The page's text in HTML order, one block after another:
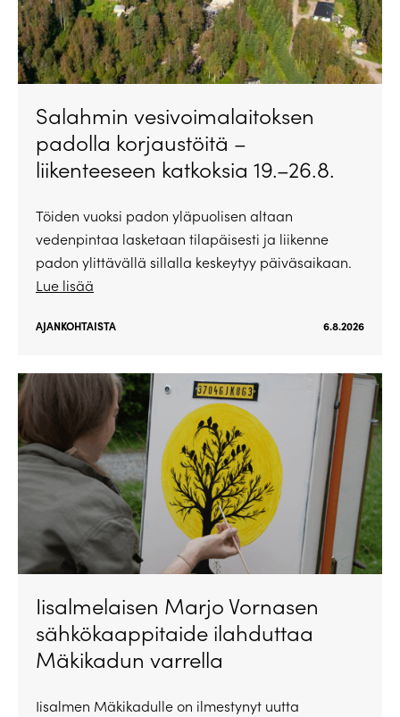
Salahmin vesivoimalaitoksen
padolla korjaustöitä –
liikenteeseen katkoksia 19.–26.8.
Töiden vuoksi padon yläpuolisen altaan
vedenpintaa lasketaan tilapäisesti ja liikenne
padon ylittävällä sillalla keskeytyy päiväsaikaan.
Lue lisää
AJANKOHTAISTA 6.8.2026
Iisalmelaisen Marjo Vornasen
sähkökaappitaide ilahduttaa
Mäkikadun varrella
Iisalmen Mäkikadulle on ilmestynyt uutta